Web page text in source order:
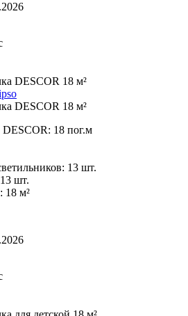
DESCOR 18 м²
DESCOR 18 м²
18 пог.м
13 шт.
13 шт.
18 м²